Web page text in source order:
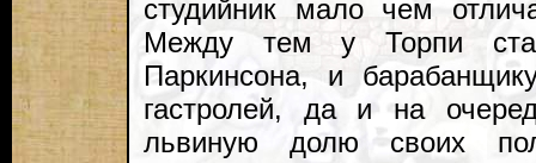
студийник мало чем
Между тем у Торпи
Паркинсона, и
гастролей, да и на
львиную долю своих